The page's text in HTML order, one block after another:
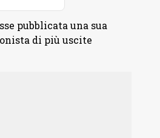
pubblicata una sua
di più uscite